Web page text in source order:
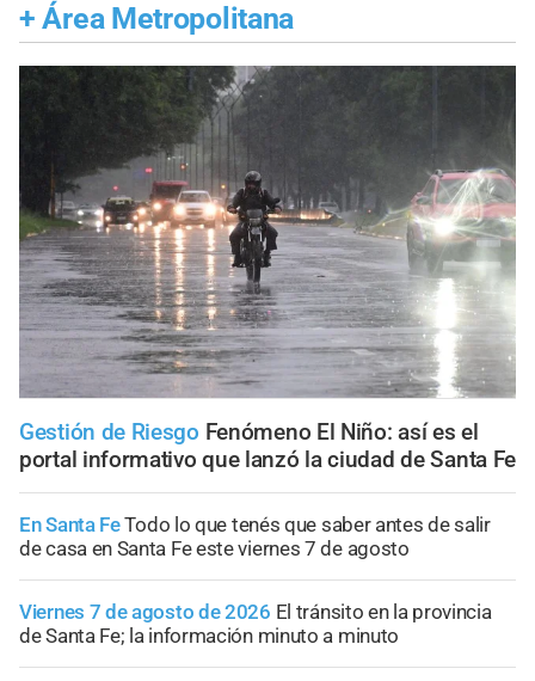
+ Área Metropolitana
Gestión de Riesgo Fenómeno El Niño: así es el
portal informativo que lanzó la ciudad de Santa Fe
En Santa FeTodo lo que tenés que saber antes de salir
de casa en Santa Fe este viernes 7 de agosto
Viernes 7 de agosto de 2026 El tránsito en la provincia
de Santa Fe; la información minuto a minuto